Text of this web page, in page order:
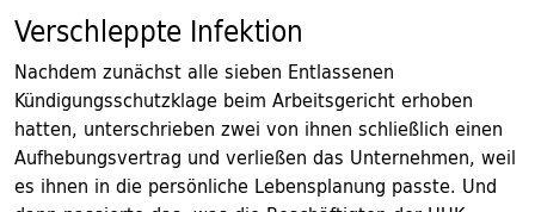
Verschleppte Infektion
Nachdem zunächst alle sieben Entlassenen
Kündigungsschutzklage beim Arbeitsgericht erhoben
hatten, unterschrieben zwei von ihnen schließlich einen
Aufhebungsvertrag und verließen das Unternehmen, weil
es ihnen in die persönliche Lebensplanung passte. Und